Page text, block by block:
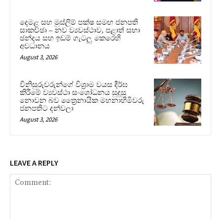
දෙමළ සහ මුස්ලිම් පක්ෂ සමඟ ජනපති
සාකච්ඡා – නව ව්‍යවස්ථාව, පළාත් සභා
ඡන්දය සහ ඉඩම් ගැටලු කෙරෙහි
අවධානය
August 3, 2026
විනිසුරුවරුන්ගේ විශ්‍රාම වයස දීර්ඝ
කිරීමේ ව්‍යවස්ථා සංශෝධනය සුදුසු
නොවන බව ත්‍රෛනායික මහනාහිමිවරු
ජනපතිට දන්වලා
August 3, 2026
LEAVE A REPLY